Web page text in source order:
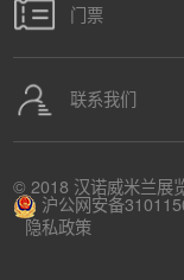
门票
联系我们
© 2018 汉诺威米兰展
沪公网安备
隐私政策